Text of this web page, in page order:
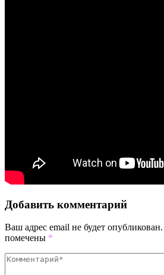
Добавить комментарий
Ваш адрес email не будет опубликован.
помечены *